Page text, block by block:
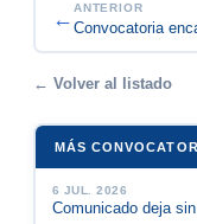
← ANTERIOR
← Volver al listado
MÁS
6 JUL. 2026
Comunicado deja